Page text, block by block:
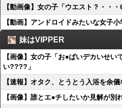
【動画像】女の子「ウエスト？・・・
【動画】アンドロイドみたいな女子
妹はVIPPER
【画像】女の子「お●ぱいデカいせい
い????」
【速報】オタク、とうとう入浴を余
【画像】誰とエ●チしたいか見解が別